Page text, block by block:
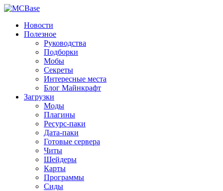
Новости
Полезное
Руководства
Подборки
Мобы
Секреты
Интересные места
Блог Майнкрафт
Загрузки
Моды
Плагины
Ресурс-паки
Дата-паки
Готовые сервера
Читы
Шейдеры
Карты
Программы
Сиды